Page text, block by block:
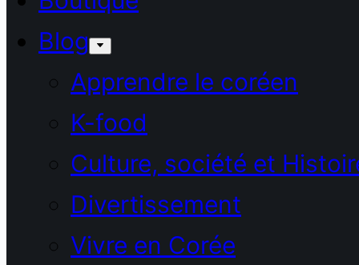
Blog
Apprendre le coréen
K-food
Culture, société et
Divertissement
Vivre en Corée